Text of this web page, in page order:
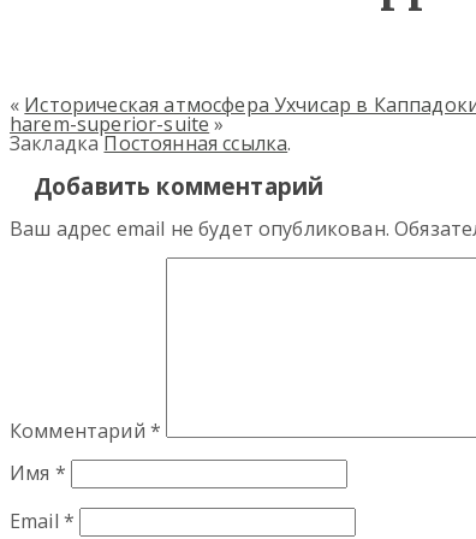
« Историческая атмосфера Ухчисар в
harem-superior-suite »
ЗакладкаПостоянная ссылка.
Добавить комментарий
Ваш адрес email не будет опубликован.
Комментарий *
Имя *
Email *